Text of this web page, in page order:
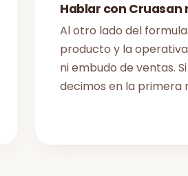
Hablar con Cruasan
Al otro lado del
producto y la
ni embudo de ventas.
decimos en la primera